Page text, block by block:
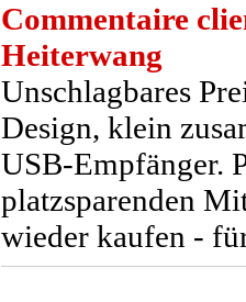
Commentaire
Heiterwang
Unschlagbares
Design, klein
USB-Empfänger.
platzsparenden
wieder kaufen -